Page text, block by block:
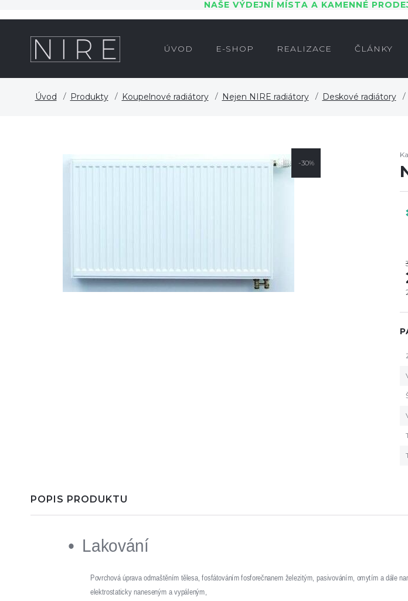
NAŠE VÝDEJNÍ MÍSTA A KAMENNÉ
ÚVOD E-SHOP REALIZACE ČLÁNKY
Úvod Produkty Koupelnové radiátory Nejen NIRE radiátory Deskové radiátory
-30%
POPIS PRODUKTU
Lakování
Povrchová úprava odmaštěním tělesa, fosfátováním fosforečnanem železitým, pasivováním, omytím a dále
elektrostaticky naneseným a vypáleným,